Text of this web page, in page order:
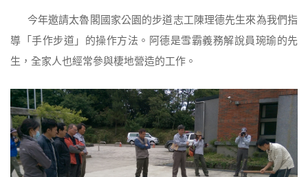
今年邀請太魯閣國家公園的步道志工陳理德先生來為我們指
導「手作步道」的操作方法。阿德是雪霸義務解說員琬瑜的先
生，全家人也經常參與棲地營造的工作。